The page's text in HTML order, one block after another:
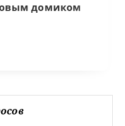
домиком